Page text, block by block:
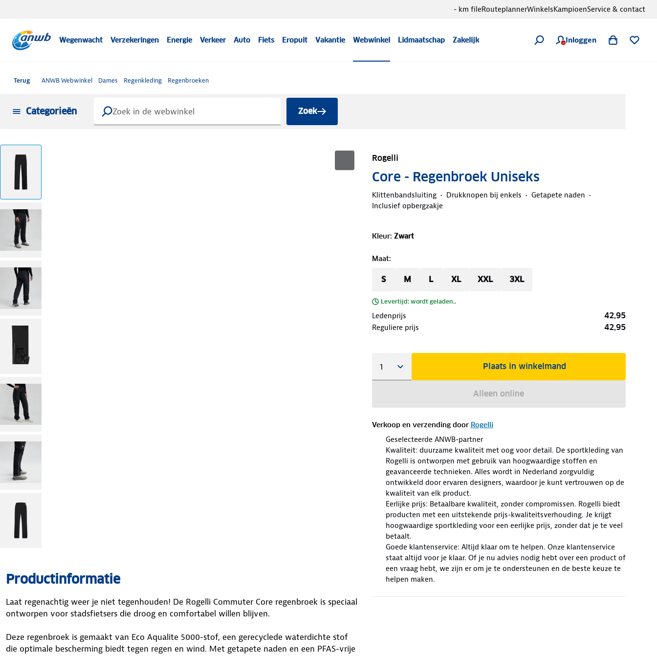
Wegenwacht Verzekeringen Energie Verkeer Auto Fiets Eropuit Vakantie Webwinkel Lidmaatschap Zakelijk Inloggen
- km fileRouteplannerWinkelsKampioenService & contact
Terug ANWB Webwinkel Dames Regenkleding Regenbroeken
Categorieën Zoek
Rogelli
Core - Regenbroek Uniseks
Klittenbandsluiting Drukknopen bij enkels
Getapete naden
Inclusief opbergzakje
Kleur: Zwart
Maat:
S M L XL XXL 3XL
Levertijd: wordt geladen..
Ledenprijs 42,95
Reguliere prijs 42,95
Plaats in winkelmand
Alleen online
Verkoop en verzending door Rogelli
Geselecteerde ANWB-partner
Kwaliteit: duurzame kwaliteit met oog voor detail. De sportkleding van
Rogelli is ontworpen met gebruik van hoogwaardige stoffen en
geavanceerde technieken. Alles wordt in Nederland zorgvuldig
ontwikkeld door ervaren designers, waardoor je kunt vertrouwen op de
kwaliteit van elk product.
Eerlijke prijs: Betaalbare kwaliteit, zonder compromissen. Rogelli biedt
producten met een uitstekende prijs-kwaliteitsverhouding. Je krijgt
hoogwaardige sportkleding voor een eerlijke prijs, zonder dat je te veel
betaalt.
Goede klantenservice: Altijd klaar om te helpen. Onze klantenservice
staat altijd voor je klaar. Of je nu advies nodig hebt over een product of
een vraag hebt, we zijn er om je te ondersteunen en de beste keuze te
helpen maken.
Productinformatie
Laat regenachtig weer je niet tegenhouden! De Rogelli Commuter Core regenbroek is speciaal
ontworpen voor stadsfietsers die droog en comfortabel willen blijven.
Deze regenbroek is gemaakt van Eco Aqualite 5000-stof, een gerecyclede waterdichte stof
die optimale bescherming biedt tegen regen en wind. Met getapete naden en een PFAS-vrije